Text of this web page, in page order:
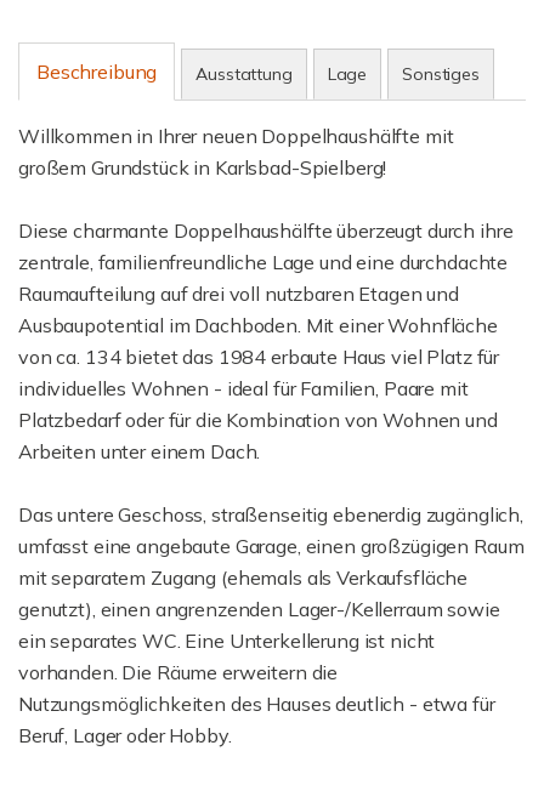
Beschreibung Ausstattung Lage Sonstiges
Willkommen in Ihrer neuen Doppelhaushälfte mit
großem Grundstück in Karlsbad-Spielberg!
Diese charmante Doppelhaushälfte überzeugt durch ihre
zentrale, familienfreundliche Lage und eine durchdachte
Raumaufteilung auf drei voll nutzbaren Etagen und
Ausbaupotential im Dachboden. Mit einer Wohnfläche
von ca. 134 bietet das 1984 erbaute Haus viel Platz für
individuelles Wohnen - ideal für Familien, Paare mit
Platzbedarf oder für die Kombination von Wohnen und
Arbeiten unter einem Dach.
Das untere Geschoss, straßenseitig ebenerdig zugänglich,
umfasst eine angebaute Garage, einen großzügigen Raum
mit separatem Zugang (ehemals als Verkaufsfläche
genutzt), einen angrenzenden Lager-/Kellerraum sowie
ein separates WC. Eine Unterkellerung ist nicht
vorhanden. Die Räume erweitern die
Nutzungsmöglichkeiten des Hauses deutlich - etwa für
Beruf, Lager oder Hobby.